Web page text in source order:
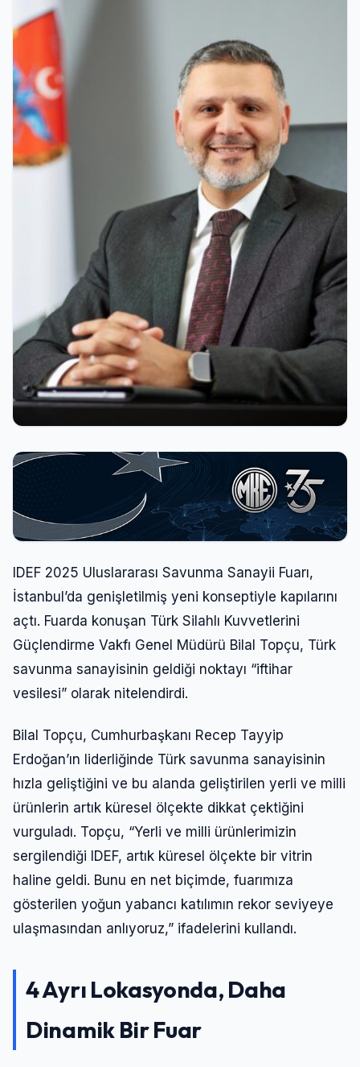
IDEF 2025 Uluslararası Savunma Sanayii Fuarı,
İstanbul’da genişletilmiş yeni konseptiyle kapılarını
açtı. Fuarda konuşan Türk Silahlı Kuvvetlerini
Güçlendirme Vakfı Genel Müdürü Bilal Topçu, Türk
savunma sanayisinin geldiği noktayı “iftihar
vesilesi” olarak nitelendirdi.
Bilal Topçu, Cumhurbaşkanı Recep Tayyip
Erdoğan’ın liderliğinde Türk savunma sanayisinin
hızla geliştiğini ve bu alanda geliştirilen yerli ve milli
ürünlerin artık küresel ölçekte dikkat çektiğini
vurguladı. Topçu, “Yerli ve milli ürünlerimizin
sergilendiği IDEF, artık küresel ölçekte bir vitrin
haline geldi. Bunu en net biçimde, fuarımıza
gösterilen yoğun yabancı katılımın rekor seviyeye
ulaşmasından anlıyoruz,” ifadelerini kullandı.
4 Ayrı Lokasyonda, Daha
Dinamik Bir Fuar